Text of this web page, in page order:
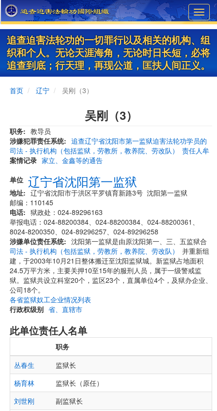
Skip
to
main
content
追查迫害法轮功的一切罪行以及相关的机构、组
织和个人。无论天涯海角，无论时日长短，必将
追查到底；行天理，再现公道，匡扶人间正义。
首页 辽宁 吴刚（3）
吴刚（3）
职务
教导员
涉嫌犯罪责任系统
司法 - 执行机构（包括监狱，劳教所，教养院、劳改队）
案情记录
追查辽宁省沈阳市第一监狱迫害法轮功学员的
责任人牟
家立、金鑫等的通告
单位 辽宁省沈阳第一监狱
地址
辽宁省沈阳市于洪区平罗镇育新路3号 沈阳第一监狱
邮编：110145
电话
狱政处：024-89296163
举报电话：024-88200384、024-88200384、024-88200361、
8024-8200350、024-89296257、024-89296258
涉嫌单位责任系统
司法 - 执行机构（包括监狱，劳教所，教养院、劳改队）
沈阳第一监狱是由原沈阳第一、三、五监狱合
并重新组
建，于2003年10月21日整体搬迁至沈阳监狱城。新监狱占地面积
24.5万平方米，主要关押10至15年的服刑人员，属于一级警戒监
狱。监狱共设立科室20个，监区23个，直属单位4个，及狱办企业、
公司18个。
各省监狱奴工企业情况列表
行政权级别 省、直辖市
此单位责任人名单
职务
丛春生
监狱长
杨育林
监狱长（原任）
刘世刚
副监狱长